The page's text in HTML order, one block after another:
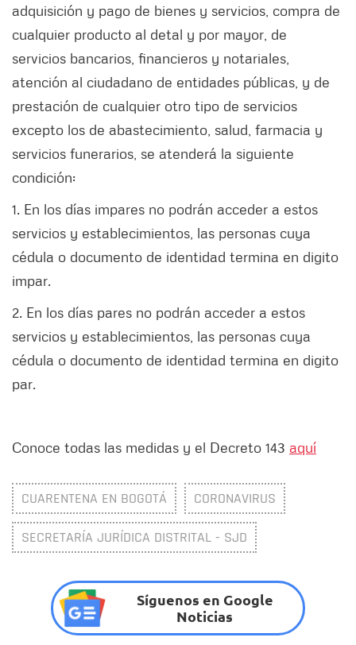
adquisición y pago de bienes y servicios, compra de
cualquier producto al detal y por mayor, de
servicios bancarios, financieros y notariales,
atención al ciudadano de entidades públicas, y de
prestación de cualquier otro tipo de servicios
excepto los de abastecimiento, salud, farmacia y
servicios funerarios, se atenderá la siguiente
condición:
1. En los días impares no podrán acceder a estos
servicios y establecimientos, las personas cuya
cédula o documento de identidad termina en digito
impar.
2. En los días pares no podrán acceder a estos
servicios y establecimientos, las personas cuya
cédula o documento de identidad termina en digito
par.
Conoce todas las medidas y el Decreto 143 aquí
CUARENTENA EN BOGOTÁ CORONAVIRUS
SECRETARÍA JURÍDICA DISTRITAL - SJD
Síguenos en Google
Noticias